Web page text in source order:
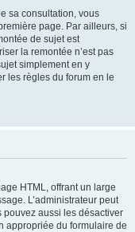
sa consultation, vous
page. Par ailleurs, si
de sujet est
la remontée n’est pas
simplement en y
les règles du forum en le
HTML, offrant un large
L’administrateur peut
aussi les désactiver
appropriée du formulaire de